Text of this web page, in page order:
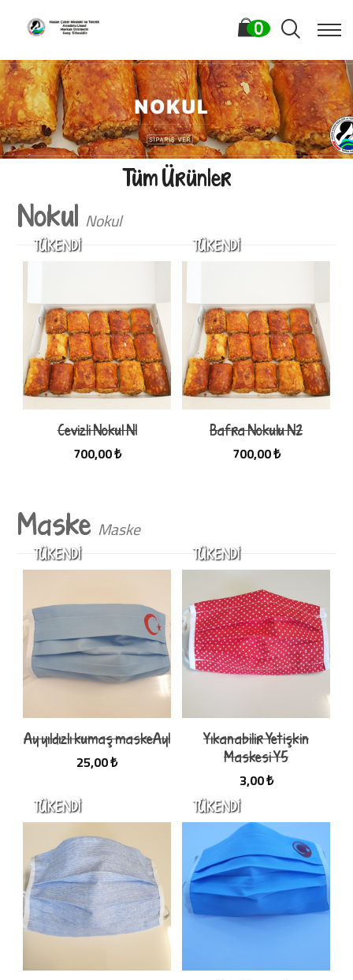
0
Tüm Ürünler
Nokul Nokul
Cevizli Nokul N1
700,00 ₺
Bafra Nokulu N2
700,00 ₺
Maske Maske
Ay yıldızlı kumaş maskeAy1
25,00 ₺
Yıkanabilir Yetişkin
Maskesi Y5
3,00 ₺